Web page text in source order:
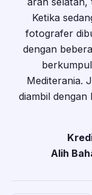
Ketika
fotografer
dengan
Mediterania.
diambil
Alih